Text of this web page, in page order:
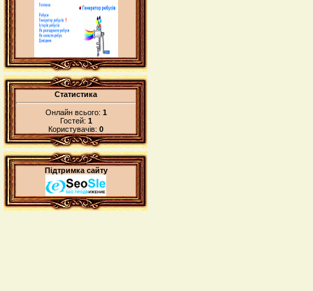
Статистика
Онлайн всього: 1
Гостей: 1
Користувачів: 0
Підтримка сайту